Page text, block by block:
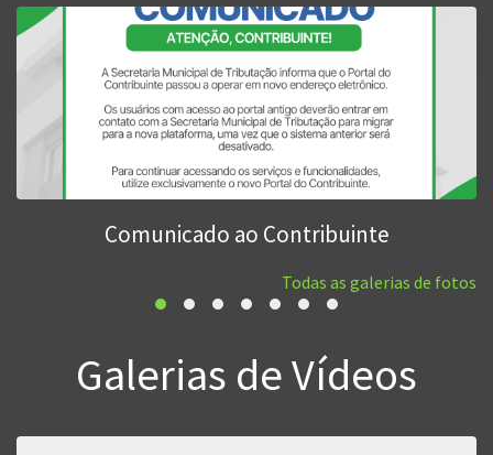
Comunicado ao Contribuinte
Todas as galerias de fotos
Galerias de Vídeos